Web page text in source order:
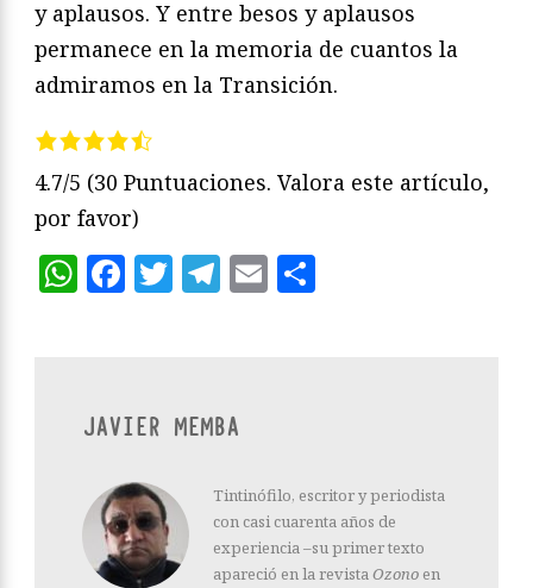
y aplausos. Y entre besos y aplausos
permanece en la memoria de cuantos la
admiramos en la Transición.
4.7/5 (30 Puntuaciones. Valora este artículo,
por favor)
WhatsApp
Facebook
Twitter
Telegram
Email
JAVIER MEMBA
Tintinófilo, escritor y periodista
con casi cuarenta años de
experiencia –su primer texto
apareció en la revistaOzono en